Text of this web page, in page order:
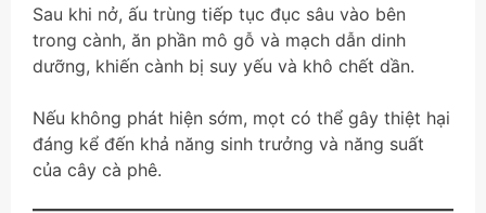
Sau khi nở, ấu trùng tiếp tục đục sâu vào bên
trong cành, ăn phần mô gỗ và mạch dẫn dinh
dưỡng, khiến cành bị suy yếu và khô chết dần.
Nếu không phát hiện sớm, mọt có thể gây thiệt hại
đáng kể đến khả năng sinh trưởng và năng suất
của cây cà phê.